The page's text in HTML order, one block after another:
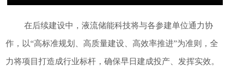
在后续建设中，液流储能科技将与各参建单位通力协
作，以“高标准规划、高质量建设、高效率推进”为准则，全
力将项目打造成行业标杆，确保早日建成投产、发挥实效。